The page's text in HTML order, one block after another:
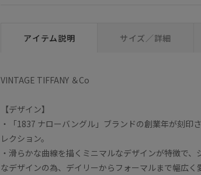
アイテム説明 サイズ／詳細
VINTAGE TIFFANY ＆Co
【デザイン】
・「1837 ナローバングル」ブランドの創業年が刻印
レクション。
・滑らかな曲線を描くミニマルなデザインが特徴で、
なデザインの為、デイリーからフォーマルまで幅広く